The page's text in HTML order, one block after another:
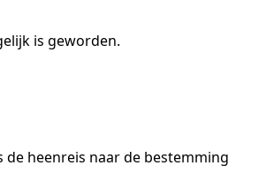
is geworden.
heenreis naar de bestemming